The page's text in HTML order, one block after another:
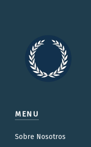
MENU
Sobre Nosotros